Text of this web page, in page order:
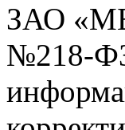
ЗАО
№218-